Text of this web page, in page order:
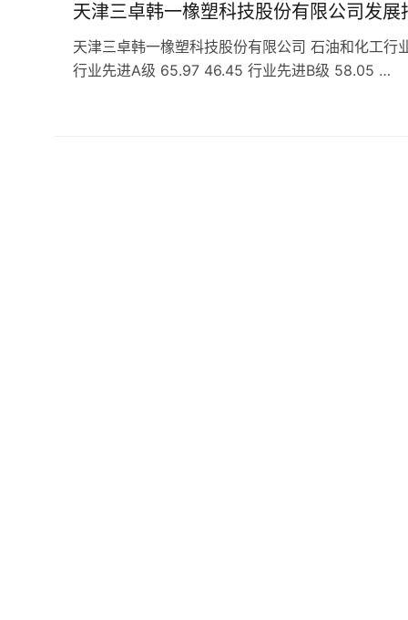
天津三卓韩一橡塑科技股份有限公司发展
天津三卓韩一橡塑科技股份有限公司 石油和化工
行业先进A级 65.97 46.45 行业先进B级 58.05 …